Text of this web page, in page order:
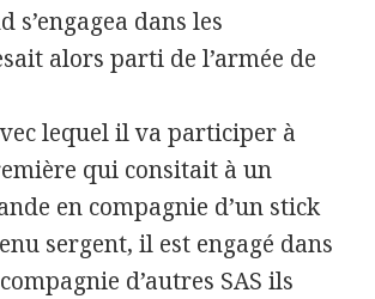
s’engagea dans les
alors parti de l’armée de
lequel il va participer à
qui consitait à un
en compagnie d’un stick
sergent, il est engagé dans
d’autres SAS ils